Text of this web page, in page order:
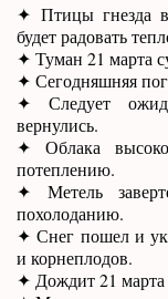
✦ Птицы гнезда
будет радовать
✦ Туман 21 марта
✦ Сегодняшняя
✦ Следует
вернулись.
✦ Облака
потеплению.
✦ Метель
похолоданию.
✦ Снег пошел и
и корнеплодов.
✦ Дождит 21 марта